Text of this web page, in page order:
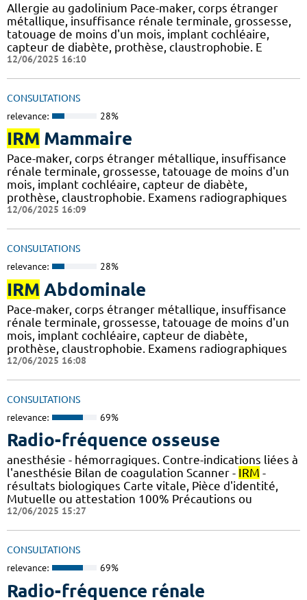
Allergie au gadolinium Pace-maker, corps étranger
métallique, insuffisance rénale terminale, grossesse,
tatouage de moins d'un mois, implant cochléaire,
capteur de diabète, prothèse, claustrophobie. E
12/06/2025 16:10
CONSULTATIONS
relevance: 28%
IRM Mammaire
Pace-maker, corps étranger métallique, insuffisance
rénale terminale, grossesse, tatouage de moins d'un
mois, implant cochléaire, capteur de diabète,
prothèse, claustrophobie. Examens radiographiques
12/06/2025 16:09
CONSULTATIONS
relevance: 28%
IRM Abdominale
Pace-maker, corps étranger métallique, insuffisance
rénale terminale, grossesse, tatouage de moins d'un
mois, implant cochléaire, capteur de diabète,
prothèse, claustrophobie. Examens radiographiques
12/06/2025 16:08
CONSULTATIONS
relevance: 69%
Radio-fréquence osseuse
anesthésie - hémorragiques. Contre-indications liées à
l'anesthésie Bilan de coagulation Scanner - IRM -
résultats biologiques Carte vitale, Pièce d'identité,
Mutuelle ou attestation 100% Précautions ou
12/06/2025 15:27
CONSULTATIONS
relevance: 69%
Radio-fréquence rénale